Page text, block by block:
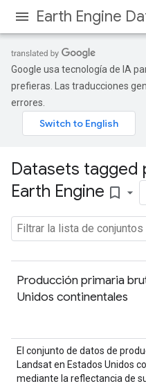
Earth Engine
Google usa tecnología de IA
prefieras. Las traducciones
errores.
Datasets tagged
Earth Engine bookmark_border
Producción primaria
Unidos continentales
El conjunto de datos de
Landsat en Estados Unidos
mediante la reflectancia de